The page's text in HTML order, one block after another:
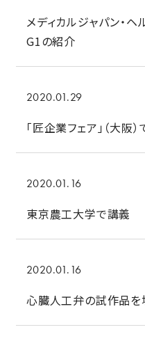
メディカルジャパン・
G1の紹介
2020.01.29
「匠企業フェア」（大
2020.01.16
東京農工大学で講義
2020.01.16
心臓人工弁の試作品